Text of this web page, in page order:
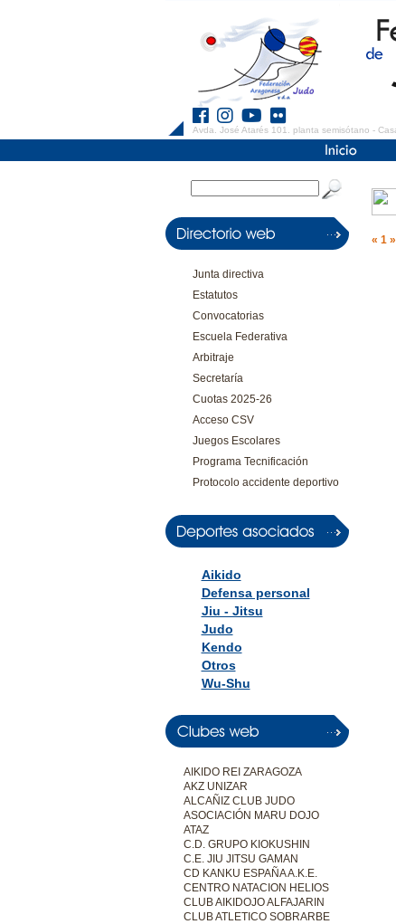
Avda. José Atarés 101. planta semisótano -
Junta directiva
Estatutos
Convocatorias
Escuela Federativa
Arbitraje
Secretaría
Cuotas 2025-26
Acceso CSV
Juegos Escolares
Programa Tecnificación
Protocolo accidente deportivo
Aikido
Defensa personal
Jiu - Jitsu
Judo
Kendo
Otros
Wu-Shu
AIKIDO REI ZARAGOZA
AKZ UNIZAR
ALCAÑIZ CLUB JUDO
ASOCIACIÓN MARU DOJO
ATAZ
C.D. GRUPO KIOKUSHIN
C.E. JIU JITSU GAMAN
CD KANKU ESPAÑA A.K.E.
CENTRO NATACION HELIOS
CLUB AIKIDOJO ALFAJARIN
CLUB ATLETICO SOBRARBE
« 1 »